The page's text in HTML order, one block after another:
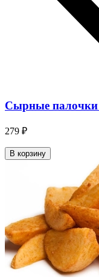
Сырные
279 ₽
В корзину